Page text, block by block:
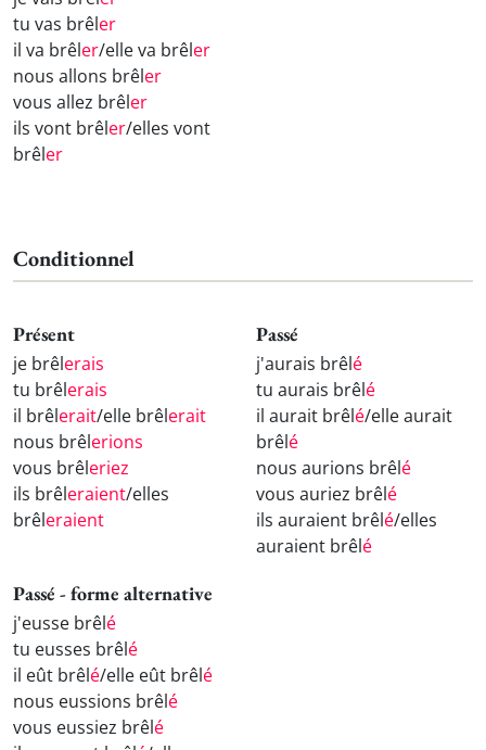
tu vas brêler
il va brêler/elle va brêler
nous allons brêler
vous allez brêler
ils vont brêler/elles vont
brêler
Conditionnel
Présent
je brêlerais
tu brêlerais
il brêlerait/elle brêlerait
nous brêlerions
vous brêleriez
ils brêleraient/elles
brêleraient
Passé
j'aurais brêlé
tu aurais brêlé
il aurait brêlé/elle aurait
brêlé
nous aurions brêlé
vous auriez brêlé
ils auraient brêlé/elles
auraient brêlé
Passé - forme alternative
j'eusse brêlé
tu eusses brêlé
il eût brêlé/elle eût brêlé
nous eussions brêlé
vous eussiez brêlé